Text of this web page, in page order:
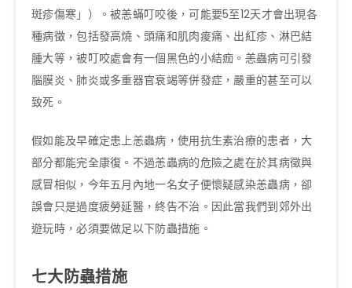
斑疹傷寒」）。被恙蟎叮咬後，可能要5至12天才會出現各
種病徵，包括發高燒、頭痛和肌肉痠痛、出紅疹、淋巴結
腫大等，被叮咬處會有一個黑色的小結痂。恙蟲病可引發
腦膜炎、肺炎或多重器官衰竭等併發症，嚴重的甚至可以
致死。
假如能及早確定患上恙蟲病，使用抗生素治療的患者，大
部分都能完全康復。不過恙蟲病的危險之處在於其病徵與
感冒相似，今年五月內地一名女子便懷疑感染恙蟲病，卻
誤會只是過度疲勞延醫，終告不治。因此當我們到郊外出
遊玩時，必須要做足以下防蟲措施。
七大防蟲措施